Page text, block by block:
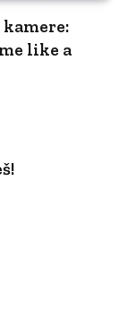
like a